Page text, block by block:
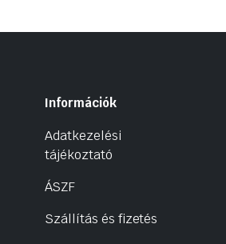
Információk
Adatkezelési
tájékoztató
ÁSZF
Szállítás és fizetés